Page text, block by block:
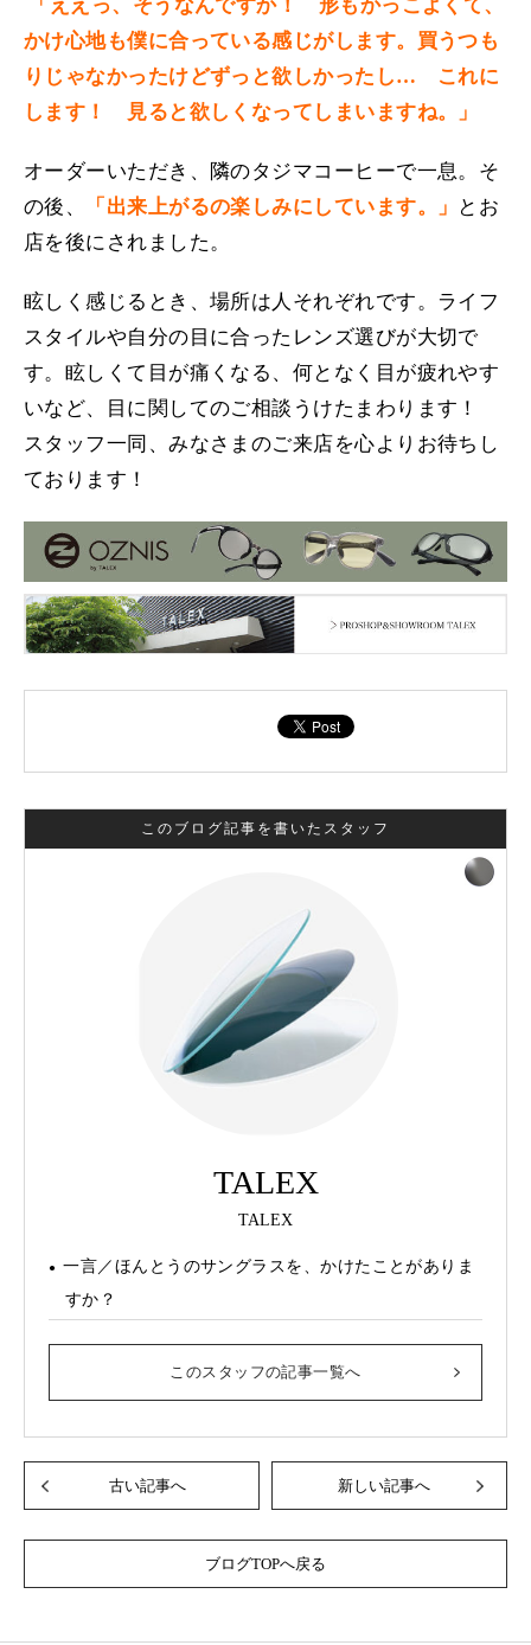
「ええっ、そうなんですか！ 形もかっこよくて、
かけ心地も僕に合っている感じがします。買うつも
りじゃなかったけどずっと欲しかったし… これに
します！ 見ると欲しくなってしまいますね。」
オーダーいただき、隣のタジマコーヒーで一息。そ
の後、
「出来上がるの楽しみにしています。」
とお
店を後にされました。
眩しく感じるとき、場所は人それぞれです。ライフ
スタイルや自分の目に合ったレンズ選びが大切で
す。眩しくて目が痛くなる、何となく目が疲れやす
いなど、目に関してのご相談うけたまわります！
スタッフ一同、みなさまのご来店を心よりお待ちし
ております！
このブログ記事を書いたスタッフ
TALEX
TALEX
一言／ほんとうのサングラスを、かけたことがありま
すか？
このスタッフの記事一覧へ
古い記事へ 新しい記事へ
ブログTOPへ戻る